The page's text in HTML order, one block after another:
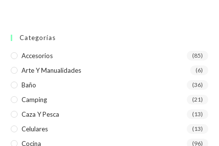
Categorías
Accesorios (85)
Arte Y Manualidades (6)
Baño (36)
Camping (21)
Caza Y Pesca (13)
Celulares (13)
Cocina (96)